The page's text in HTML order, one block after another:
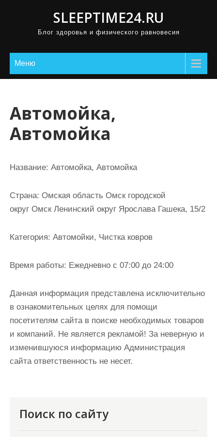
SLEEPTIME24.RU
Блог здоровья и физического равновесия
Меню
Автомойка,
Автомойка
Название: Автомойка, Автомойка
Страна: Омская область Омск городской
округ Омск Ленинский округ Ярослава Гашека, 15/2
Категория: Автомойки, Чистка ковров
Время работы: Ежедневно с 07:00 до 24:00
Данная информация представлена исключительно
в ознакомительных целях для помощи
посетителям сайта в поиске необходимых товаров
и компаний. Не является рекламой! За неверную и
изменившуюся информацию Администрация
сайта ответственность не несет.
Поиск по сайту